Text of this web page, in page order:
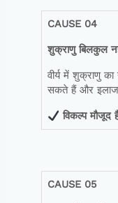
CAUSE 04
शुक्राणु बिलकुल
वीर्य में शुक्राणु
सकते हैं और
विकल्प मौजूद
CAUSE 05